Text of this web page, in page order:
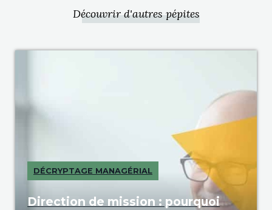
Découvrir d'autres pépites
DÉCRYPTAGE MANAGÉRIAL
Direction de mission : pourquoi